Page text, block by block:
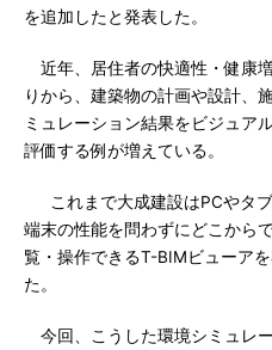
を追加したと発表した。
近年、居住者の快適性・健康
りから、建築物の計画や設計、
ミュレーション結果をビジュア
評価する例が増えている。
これまで大成建設はPCやタブ
端末の性能を問わずにどこから
覧・操作できるT-BIMビューア
た。
今回、こうした環境シミュレ